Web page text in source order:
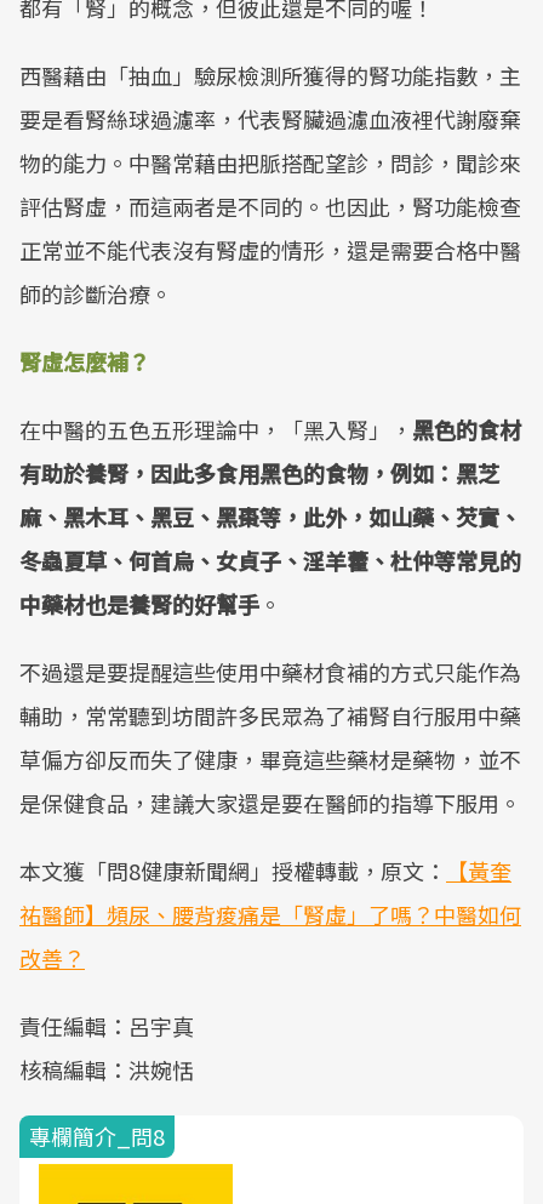
都有「腎」的概念，但彼此還是不同的喔！
西醫藉由「抽血」驗尿檢測所獲得的腎功能指數，主
要是看腎絲球過濾率，代表腎臟過濾血液裡代謝廢棄
物的能力。中醫常藉由把脈搭配望診，問診，聞診來
評估腎虛，而這兩者是不同的。也因此，腎功能檢查
正常並不能代表沒有腎虛的情形，還是需要合格中醫
師的診斷治療。
腎虛怎麼補？
在中醫的五色五形理論中，「黑入腎」， 黑色的食材
有助於養腎，因此多食用黑色的食物，例如：黑芝
麻、黑木耳、黑豆、黑棗等，此外，如山藥、芡實、
冬蟲夏草、何首烏、女貞子、淫羊藿、杜仲等常見的
中藥材也是養腎的好幫手 。
不過還是要提醒這些使用中藥材食補的方式只能作為
輔助，常常聽到坊間許多民眾為了補腎自行服用中藥
草偏方卻反而失了健康，畢竟這些藥材是藥物，並不
是保健食品，建議大家還是要在醫師的指導下服用。
本文獲「問8健康新聞網」授權轉載，原文：
【黃奎
祐醫師】頻尿、腰背痠痛是「腎虛」了嗎？中醫如何
改善？
責任編輯：呂宇真
核稿編輯：洪婉恬
專欄簡介_問8